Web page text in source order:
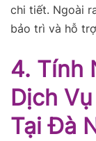
chi tiết. Ngoài
bảo trì và hỗ
4. Tính
Dịch
Tại Đà